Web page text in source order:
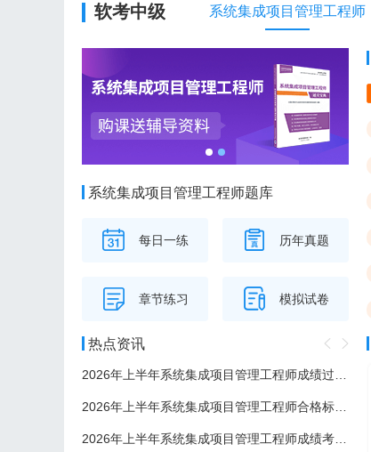
软考中级 系统集成项目管理工程师
系统集成项目管理工程师题库
每日一练 历年真题
章节练习 模拟试卷
热点资讯